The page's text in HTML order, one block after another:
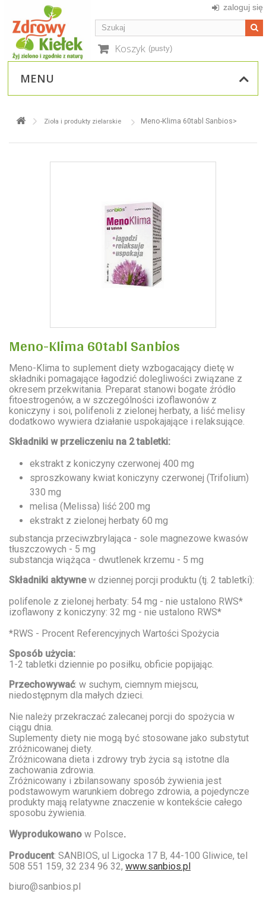
zaloguj się
Koszyk (pusty)
MENU
Zioła i produkty zielarskie Meno-Klima 60tabl Sanbios>
Meno-Klima 60tabl Sanbios
Meno-Klima to suplement diety wzbogacający dietę w
składniki pomagające łagodzić dolegliwości związane z
okresem przekwitania. Preparat stanowi bogate źródło
fitoestrogenów, a w szczególności izoflawonów z
koniczyny i soi, polifenoli z zielonej herbaty, a liść melisy
dodatkowo wywiera działanie uspokajające i relaksujące.
Składniki w przeliczeniu na 2 tabletki:
ekstrakt z koniczyny czerwonej 400 mg
sproszkowany kwiat koniczyny czerwonej (Trifolium)
330 mg
melisa (Melissa) liść 200 mg
ekstrakt z zielonej herbaty 60 mg
substancja przeciwzbrylająca - sole magnezowe kwasów
tłuszczowych - 5 mg
substancja wiążąca - dwutlenek krzemu - 5 mg
Składniki aktywnew dziennej porcji produktu (tj. 2 tabletki):
polifenole z zielonej herbaty: 54 mg - nie ustalono RWS*
izoflawony z koniczyny: 32 mg - nie ustalono RWS*
*RWS - Procent Referencyjnych Wartości Spożycia
Sposób użycia:
1-2 tabletki dziennie po posiłku, obficie popijając.
Przechowywać: w suchym, ciemnym miejscu,
niedostępnym dla małych dzieci.
Nie należy przekraczać zalecanej porcji do spożycia w
ciągu dnia.
Suplementy diety nie mogą być stosowane jako substytut
zróżnicowanej diety.
Zróżnicowana dieta i zdrowy tryb życia są istotne dla
zachowania zdrowia.
Zróżnicowany i zbilansowany sposób żywienia jest
podstawowym warunkiem dobrego zdrowia, a pojedyncze
produkty mają relatywne znaczenie w kontekście całego
sposobu żywienia.
Wyprodukowano w Polsce.
Producent: SANBIOS, ul Ligocka 17 B, 44-100 Gliwice, tel
508 551 159, 32 234 96 32, www.sanbios.pl
biuro@sanbios.pl